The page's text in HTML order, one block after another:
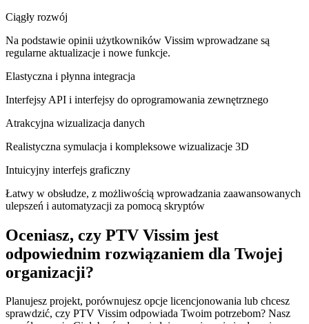
Ciągły rozwój
Na podstawie opinii użytkowników Vissim wprowadzane są
regularne aktualizacje i nowe funkcje.
Elastyczna i płynna integracja
Interfejsy API i interfejsy do oprogramowania zewnętrznego
Atrakcyjna wizualizacja danych
Realistyczna symulacja i kompleksowe wizualizacje 3D
Intuicyjny interfejs graficzny
Łatwy w obsłudze, z możliwością wprowadzania zaawansowanych
ulepszeń i automatyzacji za pomocą skryptów
Oceniasz, czy PTV Vissim jest
odpowiednim rozwiązaniem dla Twojej
organizacji?
Planujesz projekt, porównujesz opcje licencjonowania lub chcesz
sprawdzić, czy PTV Vissim odpowiada Twoim potrzebom? Nasz